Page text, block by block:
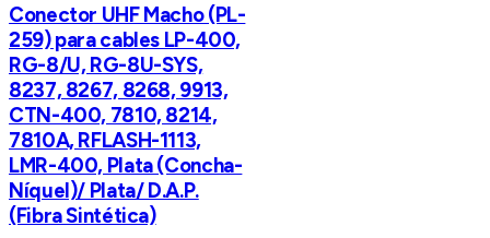
Conector UHF Macho (PL-
259) para cables LP-400,
RG-8/U, RG-8U-SYS,
8237, 8267, 8268, 9913,
CTN-400, 7810, 8214,
7810A, RFLASH-1113,
LMR-400, Plata (Concha-
Níquel)/ Plata/ D.A.P.
(Fibra Sintética)